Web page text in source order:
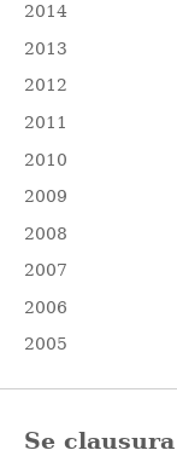
2014
2013
2012
2011
2010
2009
2008
2007
2006
2005
Se clausura